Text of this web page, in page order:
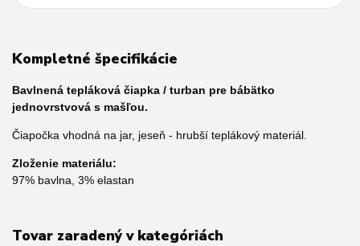
Kompletné špecifikácie
Bavlnená tepláková čiapka / turban pre bábätko
jednovrstvová s mašľou.
Čiapočka vhodná na jar, jeseň - hrubší teplákový materiál.
Zloženie materiálu:
97% bavlna, 3% elastan
Tovar zaradený v kategóriách